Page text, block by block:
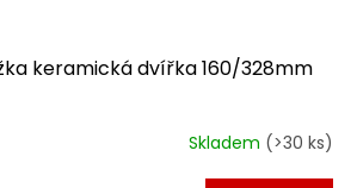
keramická dvířka 160/328mm
Skladem (>30 ks)